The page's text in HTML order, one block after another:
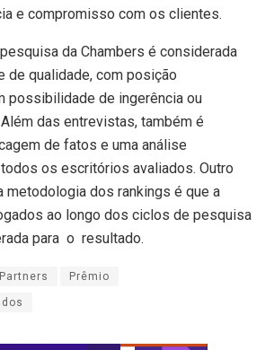
e compromisso com os clientes.
da Chambers é considerada
de qualidade, com posição
possibilidade de ingerência ou
das entrevistas, também é
de fatos e uma análise
os escritórios avaliados. Outro
metodologia dos rankings é que a
ao longo dos ciclos de pesquisa
para o resultado.
Prêmio